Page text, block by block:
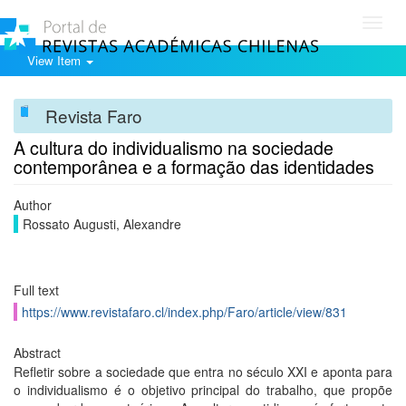
View Item
Revista Faro
A cultura do individualismo na sociedade
contemporânea e a formação das identidades
Author
Rossato Augusti, Alexandre
Full text
https://www.revistafaro.cl/index.php/Faro/article/view/831
Abstract
Refletir sobre a sociedade que entra no século XXI e aponta para
o individualismo é o objetivo principal do trabalho, que propõe